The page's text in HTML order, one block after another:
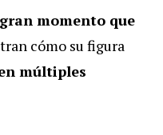
gran momento que
cómo su figura
múltiples